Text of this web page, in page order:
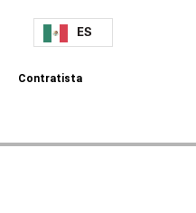
ES
Contratista